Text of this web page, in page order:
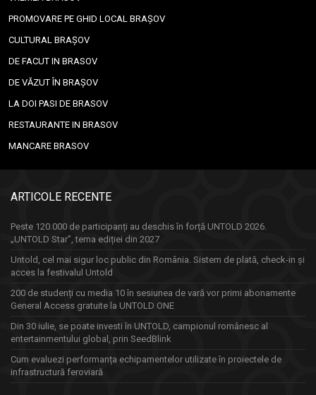
PROMOVARE PE GHID LOCAL BRAȘOV
CULTURAL BRAȘOV
DE FACUT IN BRASOV
DE VĂZUT ÎN BRAȘOV
LA DOI PASI DE BRASOV
RESTAURANTE IN BRASOV
MANCARE BRASOV
ARTICOLE RECENTE
Peste 120.000 de participanți au deschis în forță UNTOLD 2026.
„UNTOLD Star”, tema ediției din 2027
Untold, cel mai sigur loc public din România. Sistem de plată, check-in și
acces la festivalul Untold
200 de studenți cu media 10 în sesiunea de vară vor primi abonamente
General Access gratuite la UNTOLD ONE
Din 30 iulie, se poate investi în UNTOLD, campionul românesc al
entertainmentului global, prin SeedBlink
Cum evaluezi performanța echipamentelor utilizate în proiectele de
infrastructură feroviară